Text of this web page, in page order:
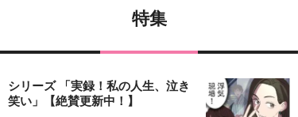
特集
シリーズ 「実録！私の人生、泣き
笑い」【絶賛更新中！】